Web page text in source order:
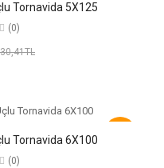
Tornavida 5X125
(0)
Tornavida 6X100
(0)